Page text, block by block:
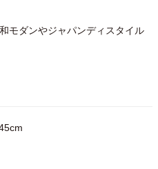
モダンやジャパンディスタイル